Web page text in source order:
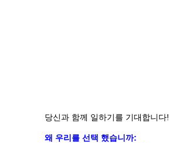
당신과 함께 일하기를 기대합니다!
왜 우리를 선택 했습니까: